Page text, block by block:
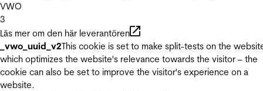
VWO
3
Läs mer om den här leverantören
_vwo_uuid_v2This cookie is set to make split-tests on the
which optimizes the website's relevance towards the visitor – the
cookie can also be set to improve the visitor's experience on a
website.